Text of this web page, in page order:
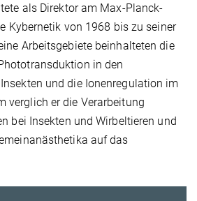
als Direktor am Max-Planck-
Kybernetik von 1968 bis zu seiner
Arbeitsgebiete beinhalteten die
in den
und die Ionenregulation im
verglich er die Verarbeitung
bei Insekten und Wirbeltieren und
auf das